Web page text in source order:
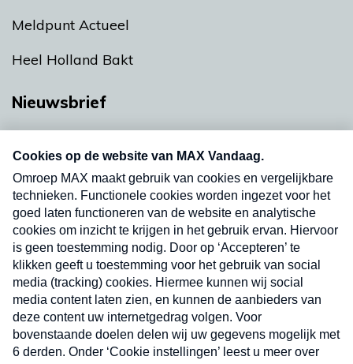
Meldpunt Actueel
Heel Holland Bakt
Nieuwsbrief
nieuwsbrief. Elke vrijdag- en dinsdagochtend in
uw mailbox.
Verzend